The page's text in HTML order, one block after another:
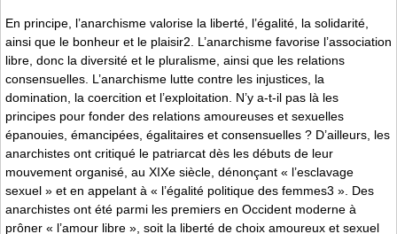
En principe, l’anarchisme valorise la liberté, l’égalité, la solidarité,
ainsi que le bonheur et le plaisir2. L’anarchisme favorise l’association
libre, donc la diversité et le pluralisme, ainsi que les relations
consensuelles. L’anarchisme lutte contre les injustices, la
domination, la coercition et l’exploitation. N’y a-t-il pas là les
principes pour fonder des relations amoureuses et sexuelles
épanouies, émancipées, égalitaires et consensuelles ? D’ailleurs, les
anarchistes ont critiqué le patriarcat dès les débuts de leur
mouvement organisé, au XIXe siècle, dénonçant « l’esclavage
sexuel » et en appelant à « l’égalité politique des femmes3 ». Des
anarchistes ont été parmi les premiers en Occident moderne à
prôner « l’amour libre », soit la liberté de choix amoureux et sexuel